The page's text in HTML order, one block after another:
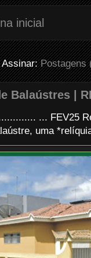
inicial
Assinar:Postagens
Balaústres |
... FEV25
uma